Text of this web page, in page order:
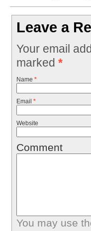
Leave a
Your email
marked *
Name *
Email *
Website
Comment
You may use